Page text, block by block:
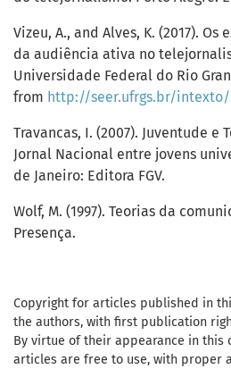
Vizeu, A., and Alves, K. (2017).
da audiência ativa no
Universidade Federal do Rio
from http://seer.ufrgs.br/intexto/
Travancas, I. (2007). Juventude e
Jornal Nacional entre jovens
de Janeiro: Editora FGV.
Wolf, M. (1997). Teorias da
Presença.
Copyright for articles published in
the authors, with first publication
By virtue of their appearance in this
articles are free to use, with proper